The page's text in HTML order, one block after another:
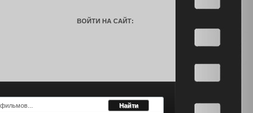
ВОЙТИ НА САЙТ: